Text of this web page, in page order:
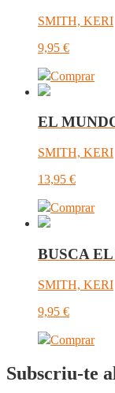
SMITH, KERI
9,95 €
Comprar
EL
SMITH, KERI
13,95 €
Comprar
BUSCA
SMITH, KERI
9,95 €
Comprar
Subscriu-te